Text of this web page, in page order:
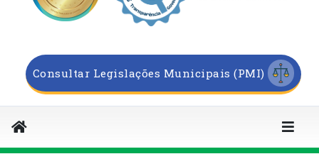
Consultar Legislações Municipais (PMI)